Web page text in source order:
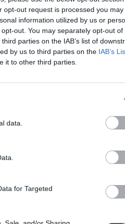
opt-out request is processed you may
information utilized by us or
out. You may separately opt-out of
parties on the IAB’s list of
by us to third parties on the IAB’s
it to other third parties.
data.
for Targeted
Visi įrašai
patyčios ir
neteisus